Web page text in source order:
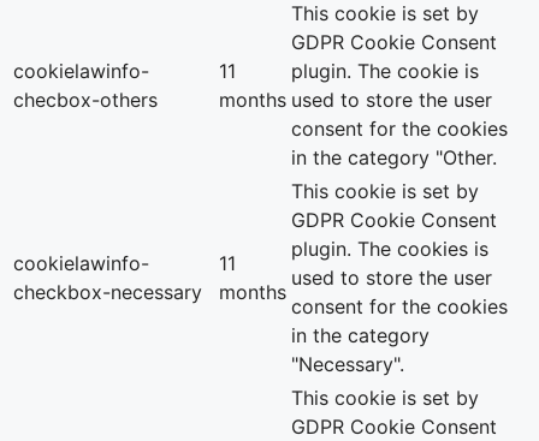
cookielawinfo-
checbox-others
11
months
This cookie is set by
GDPR Cookie Consent
plugin. The cookie is
used to store the user
consent for the cookies
in the category "Other.
cookielawinfo-
checkbox-necessary
11
months
This cookie is set by
GDPR Cookie Consent
plugin. The cookies is
used to store the user
consent for the cookies
in the category
"Necessary".
This cookie is set by
GDPR Cookie Consent